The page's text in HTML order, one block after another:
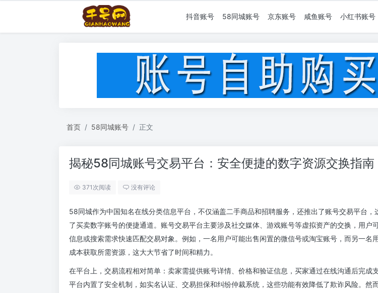
抖音账号 58同城账号 京东账号 咸鱼账号 小红书账号
首页 58同城账号 正文
揭秘58同城账号交易平台：安全便捷的数字资源交换指南
371次阅读 没有评论
58同城作为中国知名在线分类信息平台，不仅涵盖二手商品和招聘服务，还推出了账号交易平台，
了买卖数字账号的便捷通道。账号交易平台主要涉及社交媒体、游戏账号等虚拟资产的交换，用户
信息或搜索需求快速匹配交易对象。例如，一名用户可能出售闲置的微信号或淘宝账号，而另一名
成本获取所需资源，这大大节省了时间和精力。
在平台上，交易流程相对简单：卖家需提供账号详情、价格和验证信息，买家通过在线沟通后完成
平台内置了安全机制，如实名认证、交易担保和纠纷仲裁系统，这些功能有效降低了欺诈风险。然